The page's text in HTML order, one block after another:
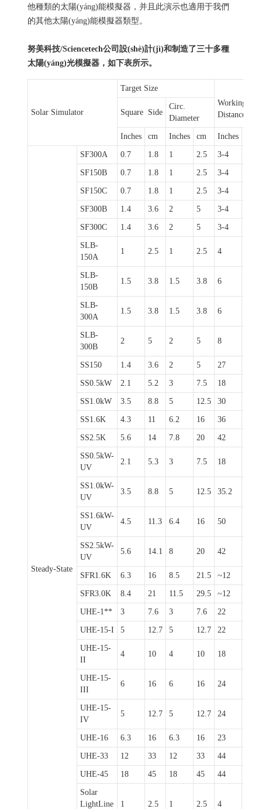
他種類的太陽(yáng)能模擬器，并且此演示也適用于我們
的其他太陽(yáng)能模擬器類型。
努美科技/Sciencetech公司設(shè)計(jì)和制造了三十多種
太陽(yáng)光模擬器，如下表所示。
Solar Simulator
Target Size
Working
Distance
Square Side
Circ.
Diameter
Inches cm Inches cm Inches
Steady-State
SF300A 0.7 1.8 1 2.5 3-4
SF150B 0.7 1.8 1 2.5 3-4
SF150C 0.7 1.8 1 2.5 3-4
SF300B 1.4 3.6 2 5 3-4
SF300C 1.4 3.6 2 5 3-4
SLB-
150A
1 2.5 1 2.5 4
SLB-
150B
1.5 3.8 1.5 3.8 6
SLB-
300A
1.5 3.8 1.5 3.8 6
SLB-
300B
2 5 2 5 8
SS150 1.4 3.6 2 5 27
SS0.5kW 2.1 5.2 3 7.5 18
SS1.0kW 3.5 8.8 5 12.5 30
SS1.6K 4.3 11 6.2 16 36
SS2.5K 5.6 14 7.8 20 42
SS0.5kW-
UV
2.1 5.3 3 7.5 18
SS1.0kW-
UV
3.5 8.8 5 12.5 35.2
SS1.6kW-
UV
4.5 11.3 6.4 16 50
SS2.5kW-
UV
5.6 14.1 8 20 42
SFR1.6K 6.3 16 8.5 21.5 ~12
SFR3.0K 8.4 21 11.5 29.5 ~12
UHE-1** 3 7.6 3 7.6 22
UHE-15-I 5 12.7 5 12.7 22
UHE-15-
II
4 10 4 10 18
UHE-15-
III
6 16 6 16 24
UHE-15-
IV
5 12.7 5 12.7 24
UHE-16 6.3 16 6.3 16 23
UHE-33 12 33 12 33 44
UHE-45 18 45 18 45 44
Solar
LightLine
1 2.5 1 2.5 4